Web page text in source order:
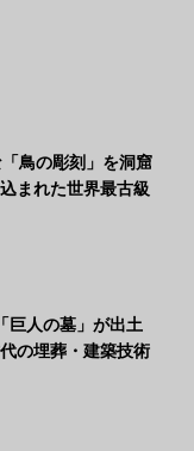
鳥の彫刻」を洞窟
まれた世界最古級
巨人の墓」が出土
の埋葬・建築技術